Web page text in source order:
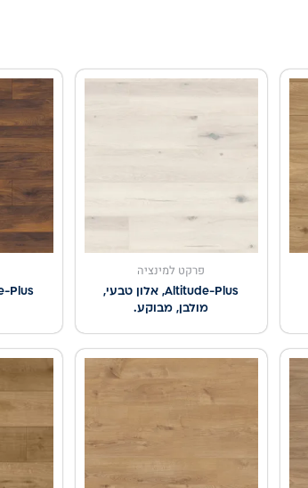
פרקט למינציה
Altitude-Plus, אלון טבעי,
מולבן, מבוקע.